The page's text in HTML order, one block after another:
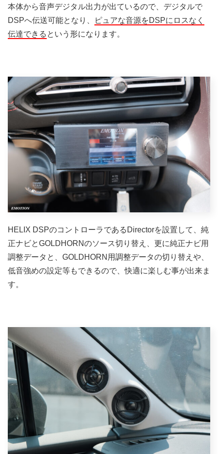
本体から音声デジタル出力が出ているので、デジタルで
DSPへ伝送可能となり、
ピュアな音源をDSPにロスなく
伝達できる という形になります。
HELIX DSPのコントローラであるDirectorを設置して、純
正ナビとGOLDHORNのソース切り替え、更に純正ナビ用
調整データと、GOLDHORN用調整データの切り替えや、
低音強めの設定等もできるので、快適に楽しむ事が出来ま
す。